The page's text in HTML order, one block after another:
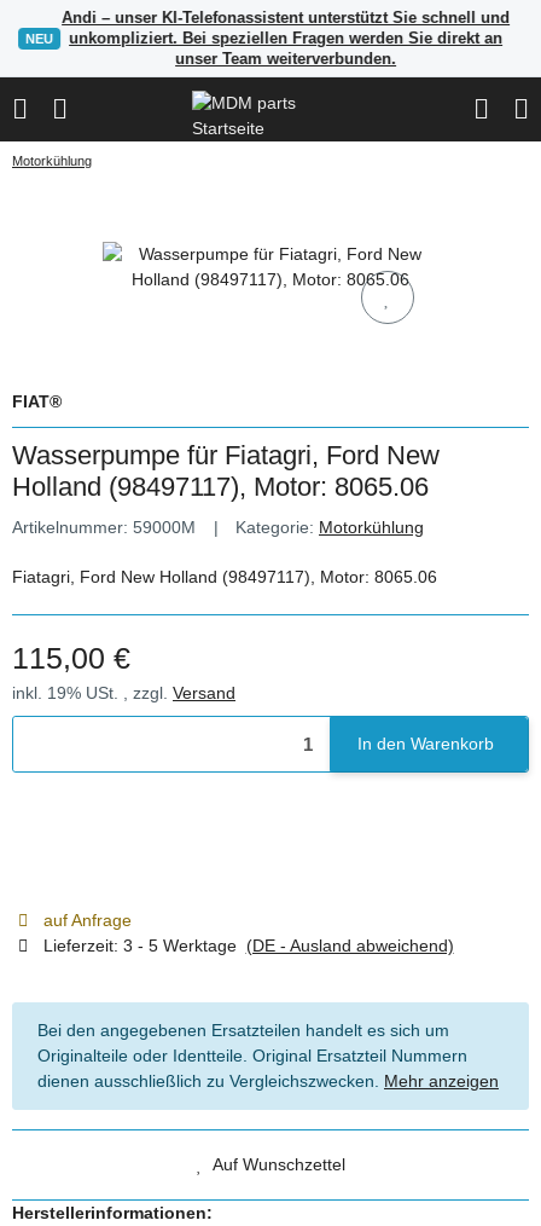
NEU
Andi – unser KI-Telefonassistent unterstützt Sie schnell und
unkompliziert. Bei speziellen Fragen werden Sie direkt an
unser Team weiterverbunden.
Motorkühlung
FIAT®
Wasserpumpe für Fiatagri, Ford New
Holland (98497117), Motor: 8065.06
Artikelnummer: 59000M Kategorie: Motorkühlung
Fiatagri, Ford New Holland (98497117), Motor: 8065.06
115,00 €
inkl. 19% USt. , zzgl. Versand
In den Warenkorb
auf Anfrage
Lieferzeit: 3 - 5 Werktage (DE - Ausland abweichend)
Bei den angegebenen Ersatzteilen handelt es sich um
Originalteile oder Identteile. Original Ersatzteil Nummern
dienen ausschließlich zu Vergleichszwecken. Mehr anzeigen
Auf Wunschzettel
Herstellerinformationen: